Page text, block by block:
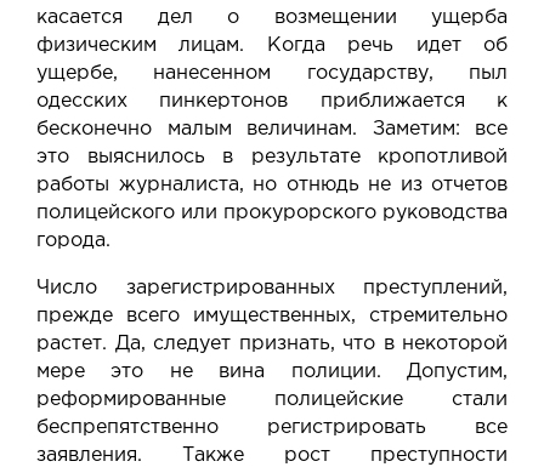
касается дел о возмещении ущерба
физическим лицам. Когда речь идет об
ущербе, нанесенном государству, пыл
одесских пинкертонов приближается к
бесконечно малым величинам. Заметим: все
это выяснилось в результате кропотливой
работы журналиста, но отнюдь не из отчетов
полицейского или прокурорского руководства
города.
Число зарегистрированных преступлений,
прежде всего имущественных, стремительно
растет. Да, следует признать, что в некоторой
мере это не вина полиции. Допустим,
реформированные полицейские стали
беспрепятственно регистрировать все
заявления. Также рост преступности